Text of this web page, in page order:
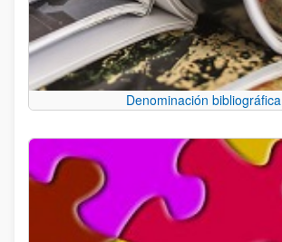
Denominación bibliográfica